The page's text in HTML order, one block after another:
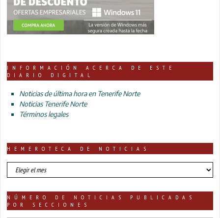
INFORMACIÓN ACERCA DE ESTE
DIARIO DIGITAL
Noticias de última hora en Tenerife Norte
Noticias Tenerife Norte
Términos legales
HEMEROTECA DE NOTICIAS
HEMEROTECA
DE
NÚMERO DE NOTICIAS PUBLICADAS
POR SECCIONES